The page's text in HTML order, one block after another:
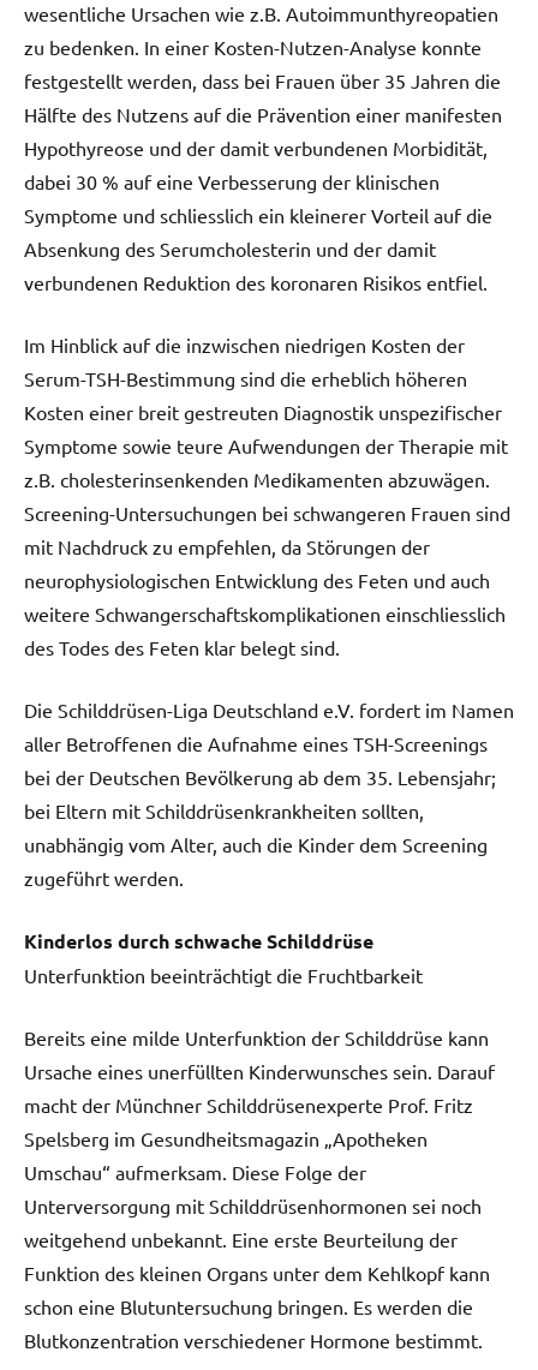
wesentliche Ursachen wie z.B. Autoimmunthyreopatien
zu bedenken. In einer Kosten-Nutzen-Analyse konnte
festgestellt werden, dass bei Frauen über 35 Jahren die
Hälfte des Nutzens auf die Prävention einer manifesten
Hypothyreose und der damit verbundenen Morbidität,
dabei 30 % auf eine Verbesserung der klinischen
Symptome und schliesslich ein kleinerer Vorteil auf die
Absenkung des Serumcholesterin und der damit
verbundenen Reduktion des koronaren Risikos entfiel.
Im Hinblick auf die inzwischen niedrigen Kosten der
Serum-TSH-Bestimmung sind die erheblich höheren
Kosten einer breit gestreuten Diagnostik unspezifischer
Symptome sowie teure Aufwendungen der Therapie mit
z.B. cholesterinsenkenden Medikamenten abzuwägen.
Screening-Untersuchungen bei schwangeren Frauen sind
mit Nachdruck zu empfehlen, da Störungen der
neurophysiologischen Entwicklung des Feten und auch
weitere Schwangerschaftskomplikationen einschliesslich
des Todes des Feten klar belegt sind.
Die Schilddrüsen-Liga Deutschland e.V. fordert im Namen
aller Betroffenen die Aufnahme eines TSH-Screenings
bei der Deutschen Bevölkerung ab dem 35. Lebensjahr;
bei Eltern mit Schilddrüsenkrankheiten sollten,
unabhängig vom Alter, auch die Kinder dem Screening
zugeführt werden.
Kinderlos durch schwache Schilddrüse
Unterfunktion beeinträchtigt die Fruchtbarkeit
Bereits eine milde Unterfunktion der Schilddrüse kann
Ursache eines unerfüllten Kinderwunsches sein. Darauf
macht der Münchner Schilddrüsenexperte Prof. Fritz
Spelsberg im Gesundheitsmagazin „Apotheken
Umschau“ aufmerksam. Diese Folge der
Unterversorgung mit Schilddrüsenhormonen sei noch
weitgehend unbekannt. Eine erste Beurteilung der
Funktion des kleinen Organs unter dem Kehlkopf kann
schon eine Blutuntersuchung bringen. Es werden die
Blutkonzentration verschiedener Hormone bestimmt.